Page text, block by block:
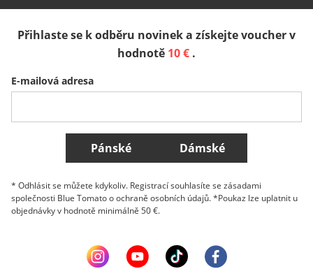
Slovenija
Belgique (Français) Danmark Norge
Všechny země
Přihlaste se k odběru novinek a získejte voucher v
hodnotě 10 € .
E-mailová adresa
Pánské Dámské
* Odhlásit se můžete kdykoliv. Registrací souhlasíte se zásadami
společnosti Blue Tomato o ochraně osobních údajů. *Poukaz lze uplatnit u
objednávky v hodnotě minimálně 50 €.